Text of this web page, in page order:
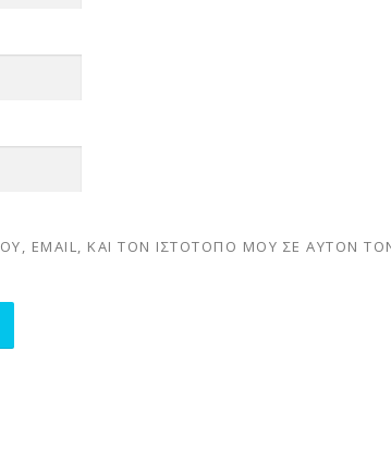
EMAIL, ΚΑΙ ΤΟΝ ΙΣΤΌΤΟΠΟ ΜΟΥ ΣΕ ΑΥΤΌΝ